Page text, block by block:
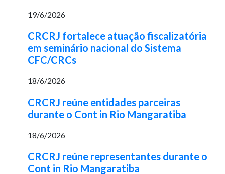
19/6/2026
CRCRJ fortalece atuação fiscalizatória
em seminário nacional do Sistema
CFC/CRCs
18/6/2026
CRCRJ reúne entidades parceiras
durante o Cont in Rio Mangaratiba
18/6/2026
CRCRJ reúne representantes durante o
Cont in Rio Mangaratiba